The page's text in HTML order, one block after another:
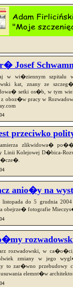
Josef
w wi�ziennym szpitalu
kat, znany ze
setki os�b, w tym
oboz�w pracy w
przeciwko
zlikwidowa�
Linii Kolejowej D�bica-
anio�y na
listopada do 5 grudnia
obejrze� fotografie
rozwadowski, w
zmiany w jego
to zar�wno przebudowy
usuwania elemnt�w